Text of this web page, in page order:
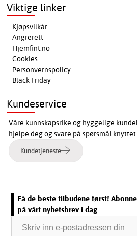
Viktige linker
Kjøpsvilkår
Angrerett
Hjemfint.no
Cookies
Personvernspolicy
Black Friday
Kundeservice
Våre kunnskapsrike og hyggelige
hjelpe deg og svare på spørsmål
Kundetjeneste
Få de beste tilbudene først!
på vårt nyhetsbrev i dag